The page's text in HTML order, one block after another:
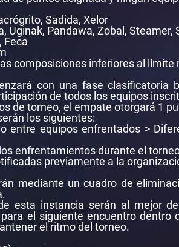
Sadida, Xelor
Uginak, Pandawa, Zobal, Steamer,
Feca
composiciones inferiores al
con una fase
de todos los equipos
de torneo, el empate otorgará 1
los siguientes:
entre equipos enfrentados >
enfrentamientos durante el
previamente a la
mediante un cuadro de
esta instancia serán al mejor
el siguiente encuentro
el ritmo del torneo.